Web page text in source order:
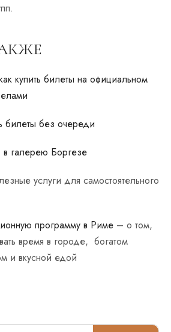
купить билеты на официальном
билеты без очереди
в галерею Боргезе
услуги для самостоятельного
программу в Риме – о том,
время в городе, богатом
и вкусной едой